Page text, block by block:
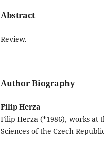
Abstract
Review.
Author Biography
Filip Herza
Filip Herza (*1986), works at
Sciences of the Czech